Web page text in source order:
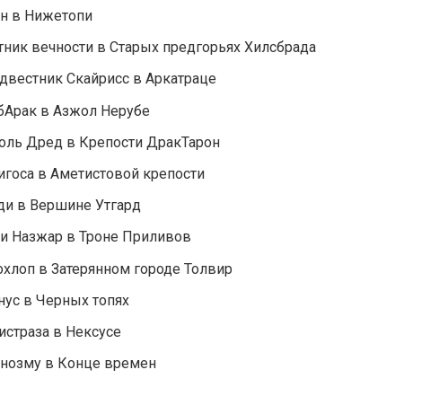
в Нижетопи
вечности в Старых предгорьях Хилсбрада
Скайрисс в Аркатраце
в Азжол Нерубе
Дред в Крепости ДракТарон
в Аметистовой крепости
в Вершине Утгард
Назжар в Троне Приливов
в Затерянном городе Толвир
в Черных топях
в Нексусе
в Конце времен